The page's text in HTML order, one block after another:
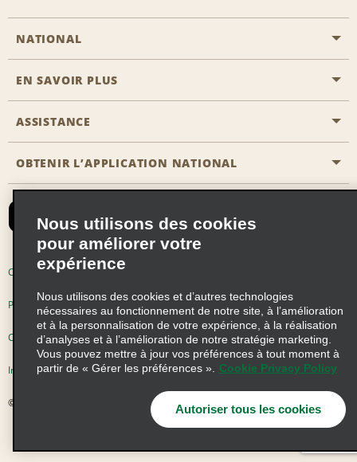
NATIONAL
Passer une réservation
Solutions pour les professionnels
EN SAVOIR PLUS
Carrière
ASSISTANCE
Accessibilité
Nous contacter
Recevoir des offres par email
OBTENIR L’APPLICATION NATIONAL
Conditions d’utilisation
Politique d’utilisation des cookies
Choix de confidentialité
Information précontractuelle
© 2026 Enterprise Holdings, Inc. Tous droits réservés
Nous utilisons des cookies
pour améliorer votre
expérience
Nous utilisons des cookies et d’autres technologies
nécessaires au fonctionnement de notre site, à l’amélioration
et à la personnalisation de votre expérience, à la réalisation
d’analyses et à l’amélioration de notre stratégie marketing.
Vous pouvez mettre à jour vos préférences à tout moment à
partir de « Gérer les préférences ».
Cookie Privacy Policy
Autoriser tous les cookies